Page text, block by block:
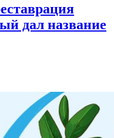
дал название